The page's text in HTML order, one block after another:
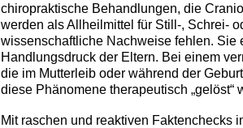
chiropraktische Behandlungen, die
werden als Allheilmittel für Still-, Schrei-
wissenschaftliche Nachweise fehlen. Sie
Handlungsdruck der Eltern. Bei einem
die im Mutterleib oder während der
diese Phänomene therapeutisch „gelöst“
Mit raschen und reaktiven Faktenchecks